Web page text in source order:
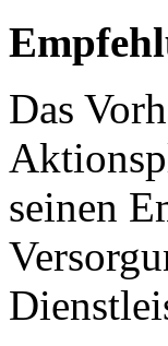
Das
seinen